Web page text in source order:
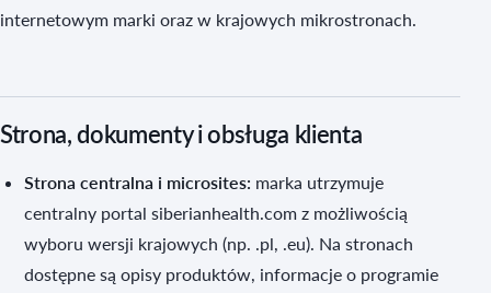
internetowym marki oraz w krajowych mikrostronach.
Strona, dokumenty i obsługa klienta
Strona centralna i microsites: marka utrzymuje
centralny portal siberianhealth.com z możliwością
wyboru wersji krajowych (np. .pl, .eu). Na stronach
dostępne są opisy produktów, informacje o programie